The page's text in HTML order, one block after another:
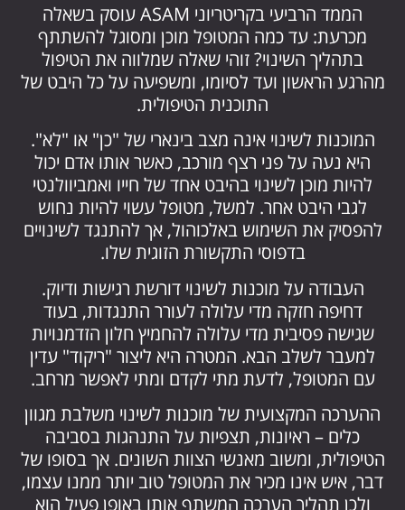
הממד הרביעי בקריטריוני ASAM עוסק בשאלה
מכרעת: עד כמה המטופל מוכן ומסוגל להשתתף
בתהליך השינוי? זוהי שאלה שמלווה את הטיפול
מהרגע הראשון ועד לסיומו, ומשפיעה על כל היבט של
התוכנית הטיפולית.
המוכנות לשינוי אינה מצב בינארי של "כן" או "לא".
היא נעה על פני רצף מורכב, כאשר אותו אדם יכול
להיות מוכן לשינוי בהיבט אחד של חייו ואמביוולנטי
לגבי היבט אחר. למשל, מטופל עשוי להיות נחוש
להפסיק את השימוש באלכוהול, אך להתנגד לשינויים
בדפוסי התקשורת הזוגית שלו.
העבודה על מוכנות לשינוי דורשת רגישות ודיוק.
דחיפה חזקה מדי עלולה לעורר התנגדות, בעוד
שגישה פסיבית מדי עלולה להחמיץ חלון הזדמנויות
למעבר לשלב הבא. המטרה היא ליצור "ריקוד" עדין
עם המטופל, לדעת מתי לקדם ומתי לאפשר מרחב.
ההערכה המקצועית של מוכנות לשינוי משלבת מגוון
כלים – ראיונות, תצפיות על התנהגות בסביבה
הטיפולית, ומשוב מאנשי הצוות השונים. אך בסופו של
דבר, איש אינו מכיר את המטופל טוב יותר ממנו עצמו,
ולכן תהליך הערכה המשתף אותו באופן פעיל הוא